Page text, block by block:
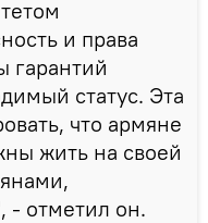
и права
гарантий
статус. Эта
что армяне
жить на своей
- отметил он.